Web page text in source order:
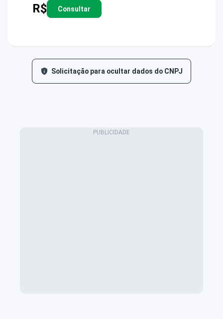
R$ Consultar
Solicitação para ocultar dados do CNPJ